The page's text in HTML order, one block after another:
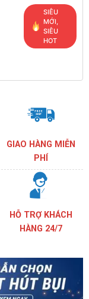
SIÊU
MỚI,
SIÊU
HOT
GIAO HÀNG MIỄN
PHÍ
HỖ TRỢ KHÁCH
HÀNG 24/7